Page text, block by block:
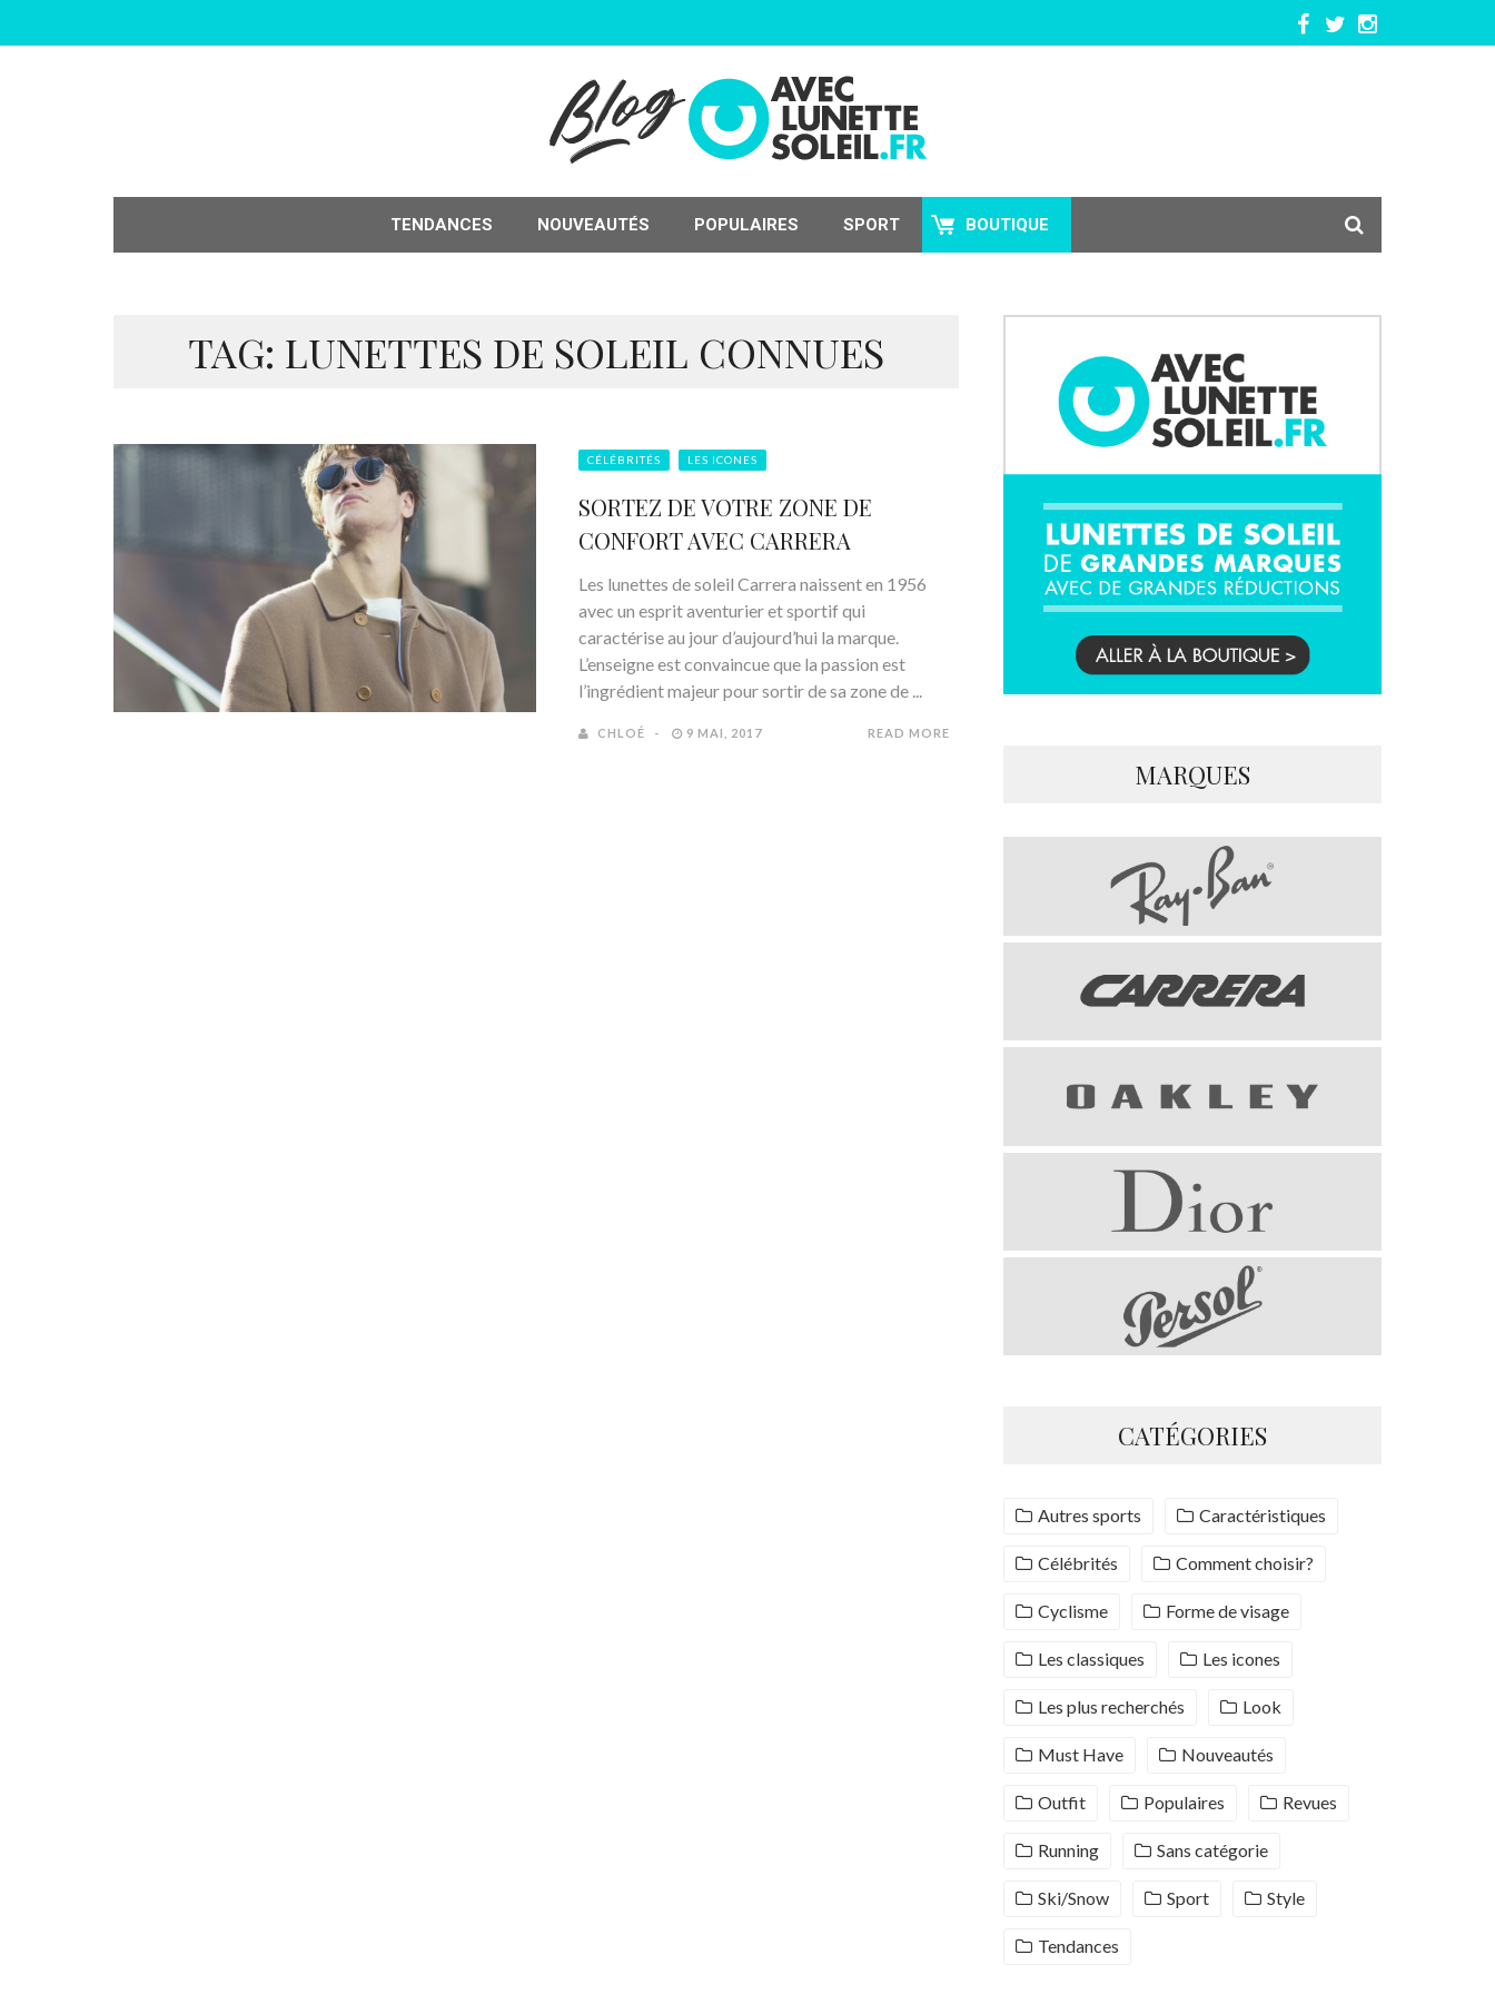
TENDANCES NOUVEAUTÉS POPULAIRES SPORT BOUTIQUE
TAG: LUNETTES DE SOLEIL CONNUES
CÉLÉBRITÉS LES ICONES
SORTEZ DE VOTRE ZONE DE
CONFORT AVEC CARRERA
Les lunettes de soleil Carrera naissent en 1956
avec un esprit aventurier et sportif qui
caractérise au jour d’aujourd’hui la marque.
L’enseigne est convaincue que la passion est
l’ingrédient majeur pour sortir de sa zone de ...
CHLOÉ 9 MAI, 2017 READ MORE
MARQUES
CATÉGORIES
Autres sports Caractéristiques
Célébrités Comment choisir?
Cyclisme Forme de visage
Les classiques Les icones
Les plus recherchés Look
Must Have Nouveautés
Outfit Populaires Revues
Running Sans catégorie
Ski/Snow Sport Style
Tendances